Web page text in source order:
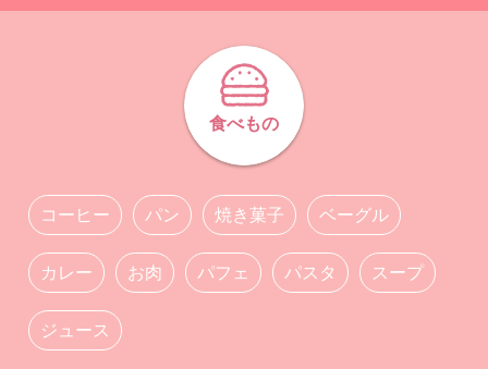
食べもの
コーヒー パン 焼き菓子 ベーグル
カレー お肉 パフェ パスタ スープ
ジュース